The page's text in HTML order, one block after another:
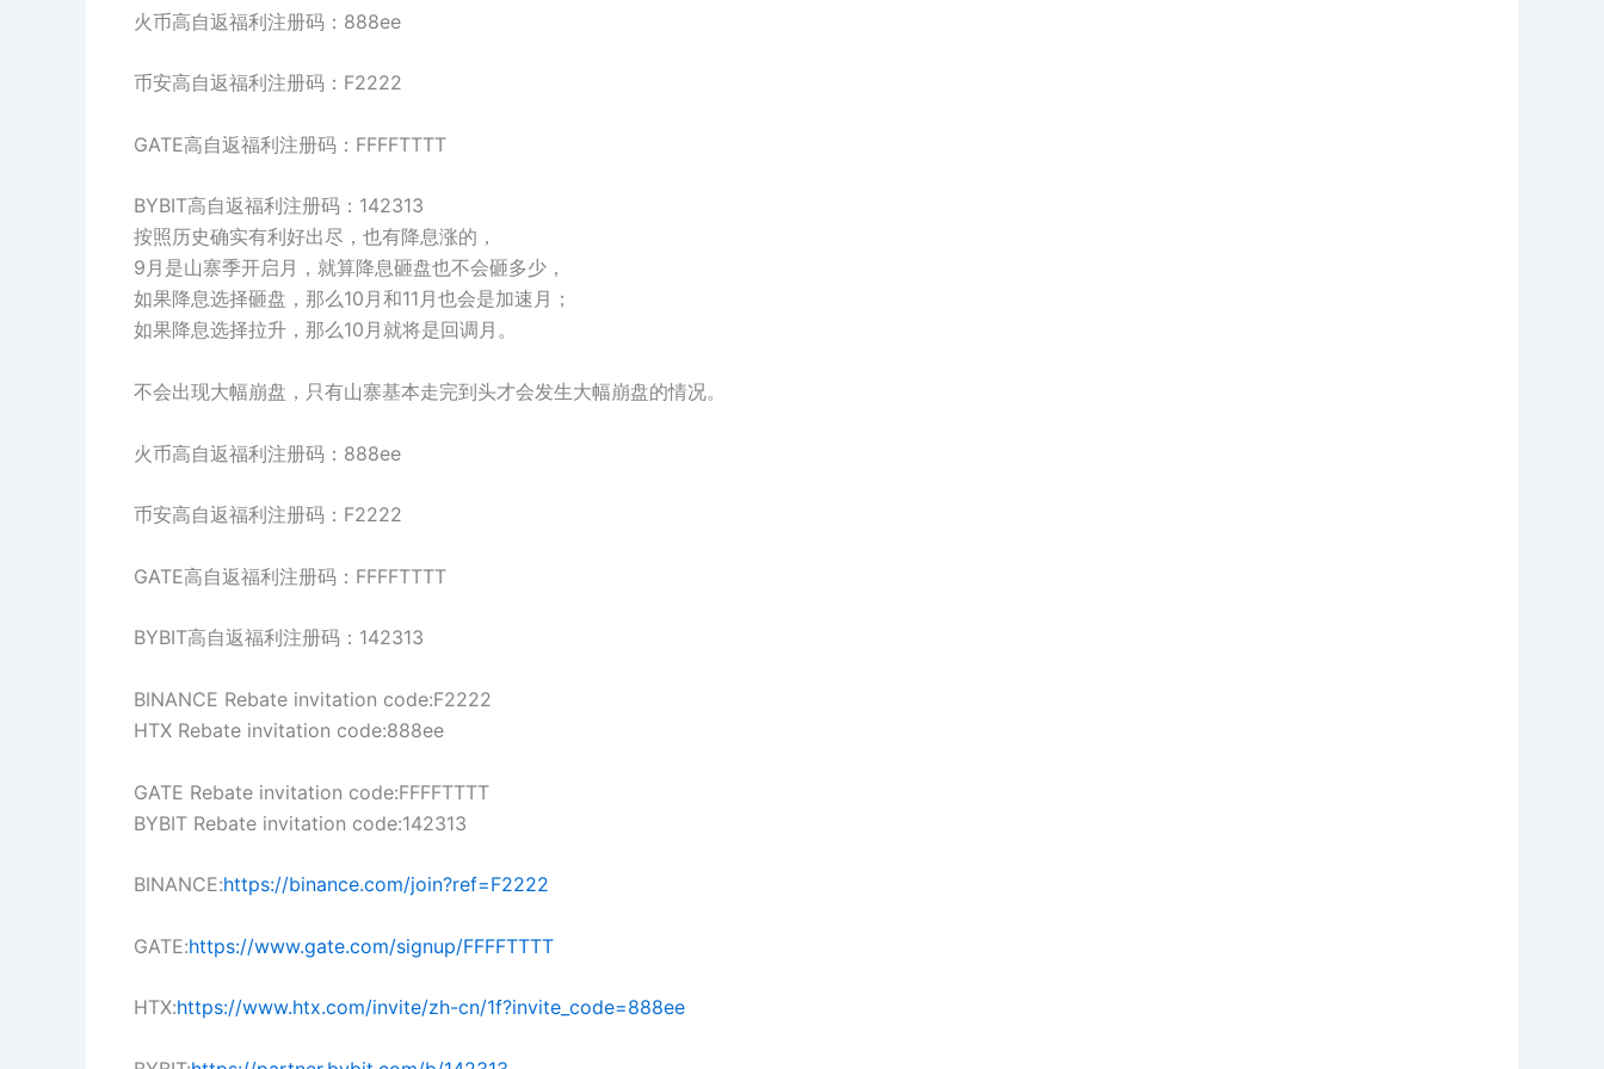
火币高自返福利注册码：888ee
币安高自返福利注册码：F2222
GATE高自返福利注册码：FFFFTTTT
BYBIT高自返福利注册码：142313
按照历史确实有利好出尽，也有降息涨的，
9月是山寨季开启月，就算降息砸盘也不会砸多少，
如果降息选择砸盘，那么10月和11月也会是加速月；
如果降息选择拉升，那么10月就将是回调月。
不会出现大幅崩盘，只有山寨基本走完到头才会发生大幅崩盘的情况。
火币高自返福利注册码：888ee
币安高自返福利注册码：F2222
GATE高自返福利注册码：FFFFTTTT
BYBIT高自返福利注册码：142313
BINANCE Rebate invitation code:F2222
HTX Rebate invitation code:888ee
GATE Rebate invitation code:FFFFTTTT
BYBIT Rebate invitation code:142313
BINANCE:https://binance.com/join?ref=F2222
GATE:https://www.gate.com/signup/FFFFTTTT
HTX:https://www.htx.com/invite/zh-cn/1f?invite_code=888ee